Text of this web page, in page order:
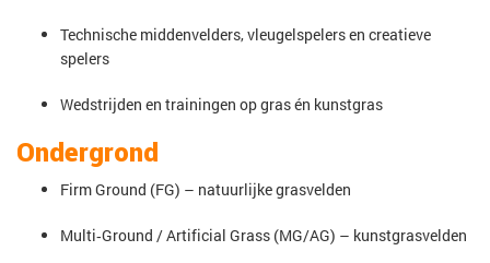
Technische middenvelders, vleugelspelers en creatieve
spelers
Wedstrijden en trainingen op gras én kunstgras
Ondergrond
Firm Ground (FG) – natuurlijke grasvelden
Multi‑Ground / Artificial Grass (MG/AG) – kunstgrasvelden